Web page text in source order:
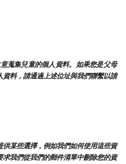
蒐集兒童的個人資料。如果您是父母
料，請通過上述位址與我們聯繫以請
某些選擇，例如我們如何使用這些資
我們從我們的郵件清單中刪除您的資